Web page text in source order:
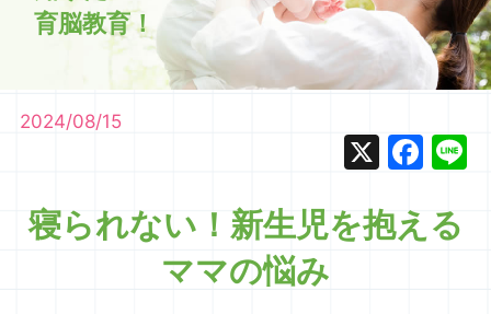
育脳教育！
2024/08/15
X
寝られない！新生児を抱える
ママの悩み